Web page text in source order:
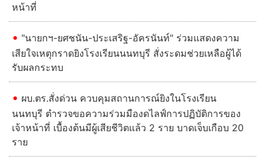
หน้าที่
"นายกฯ-ยศชนัน-ประเสริฐ-อัครนันท์" ร่วมแสดงความ
เสียใจเหตุกราดยิงโรงเรียนนนทบุรี สั่งระดมช่วยเหลือผู้ได้
รับผลกระทบ
ผบ.ตร.สั่งด่วน ควบคุมสถานการณ์ยิงในโรงเรียน
นนทบุรี ตำรวจขอความร่วมมืองดไลฟ์การปฏิบัติการของ
เจ้าหน้าที่ เบื้องต้นมีผู้เสียชีวิตแล้ว 2 ราย บาดเจ็บเกือบ 20
ราย